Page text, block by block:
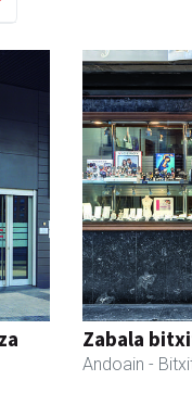
Zabala
Andoain -